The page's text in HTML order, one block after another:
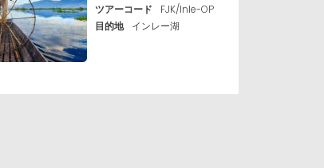
ツアーコード
FJK/Inle-OP
目的地
インレー湖